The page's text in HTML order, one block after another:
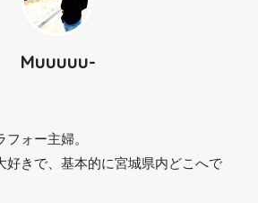
Muuuuu-
ォー主婦。
好きで、基本的に宮城県内どこへで